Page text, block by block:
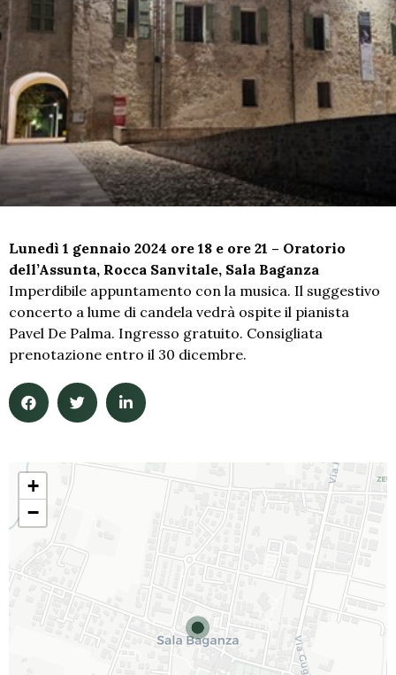
Lunedì 1 gennaio 2024 ore 18 e ore 21 – Oratorio
dell’Assunta, Rocca Sanvitale, Sala Baganza
Imperdibile appuntamento con la musica. Il suggestivo
concerto a lume di candela vedrà ospite il pianista
Pavel De Palma. Ingresso gratuito. Consigliata
prenotazione entro il 30 dicembre.
+
−